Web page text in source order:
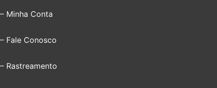
– Minha Conta
– Fale Conosco
– Rastreamento